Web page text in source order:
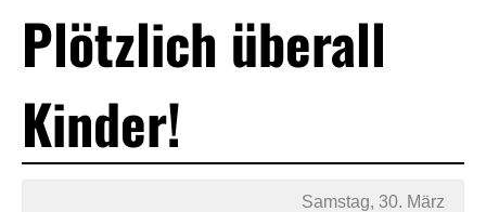
Plötzlich überall
Kinder!
Samstag, 30. März